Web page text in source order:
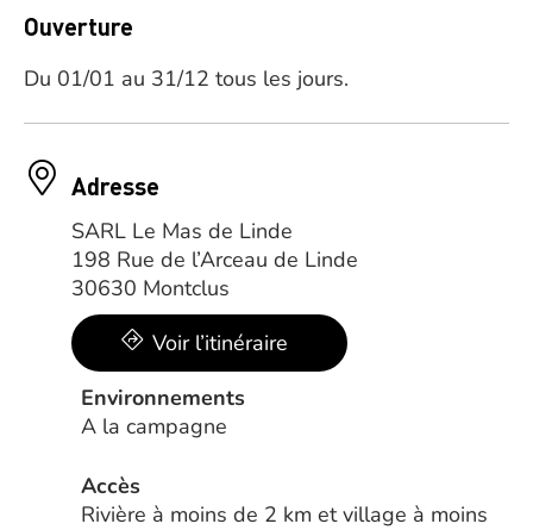
Ouverture
Du 01/01 au 31/12 tous les jours.
Adresse
SARL Le Mas de Linde
198 Rue de l’Arceau de Linde
30630 Montclus
Voir l’itinéraire
Environnements
A la campagne
Accès
Rivière à moins de 2 km et village à moins